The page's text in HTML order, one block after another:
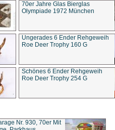
70er Jahre Glas Bierglas
Olympiade 1972 München
Ungerades 6 Ender Rehgeweih
Roe Deer Trophy 160 G
Schönes 6 Ender Rehgeweih
Roe Deer Trophy 254 G
Nr. 930, 70er Mit